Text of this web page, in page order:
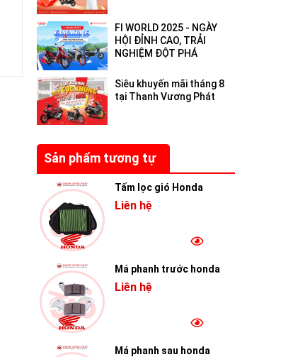
FI WORLD 2025 - NGÀY
HỘI ĐỈNH CAO, TRẢI
NGHIỆM ĐỘT PHÁ
Siêu khuyến mãi tháng 8
tại Thanh Vương Phát
Sản phẩm tương tự
Tấm lọc gió Honda
Liên hệ
Má phanh trước honda
Liên hệ
Má phanh sau honda